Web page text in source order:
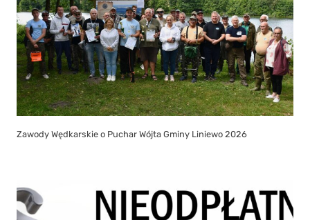
Zawody Wędkarskie o Puchar Wójta Gminy Liniewo 2026